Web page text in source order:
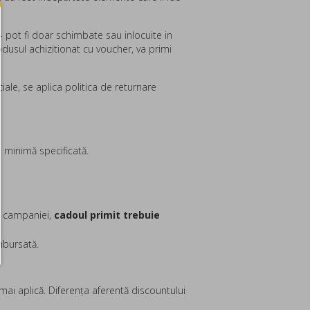
pot fi doar schimbate sau inlocuite in
achizitionat cu voucher, va primi
se aplica politica de returnare
specificată.
cadoul primit trebuie
aplică. Diferența aferentă discountului